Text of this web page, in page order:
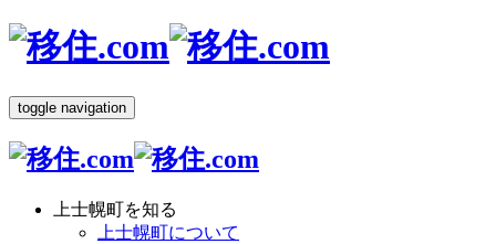
toggle navigation
上士幌町を知る
上士幌町について